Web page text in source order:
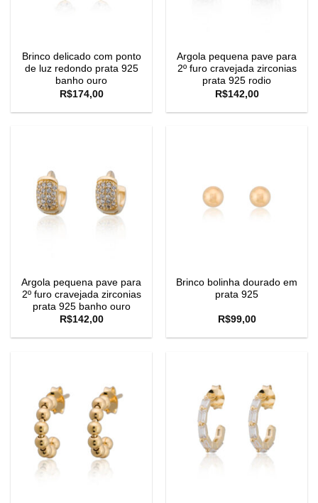
Brinco delicado com ponto
de luz redondo prata 925
banho ouro
R$174,00
Argola pequena pave para
2º furo cravejada zirconias
prata 925 rodio
R$142,00
Argola pequena pave para
2º furo cravejada zirconias
prata 925 banho ouro
R$142,00
Brinco bolinha dourado em
prata 925
R$99,00